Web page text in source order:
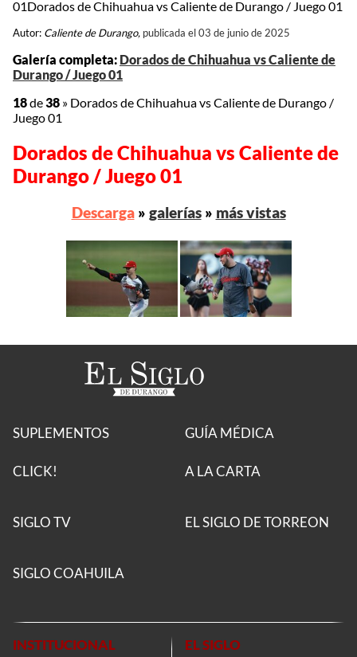
01Dorados de Chihuahua vs Caliente de Durango / Juego 01
Autor: Caliente de Durango, publicada el 03 de junio de 2025
Galería completa: Dorados de Chihuahua vs Caliente de
Durango / Juego 01
18de38 » Dorados de Chihuahua vs Caliente de Durango /
Juego 01
Dorados de Chihuahua vs Caliente de
Durango / Juego 01
Descarga» galerías» más vistas
SUPLEMENTOS
CLICK!
GUÍA MÉDICA
A LA CARTA
SIGLO TV EL SIGLO DE TORREON
SIGLO COAHUILA
INSTITUCIONAL
EL SIGLO